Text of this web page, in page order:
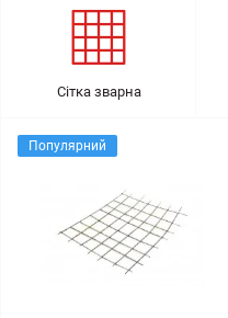
Сітка зварна
Популярний